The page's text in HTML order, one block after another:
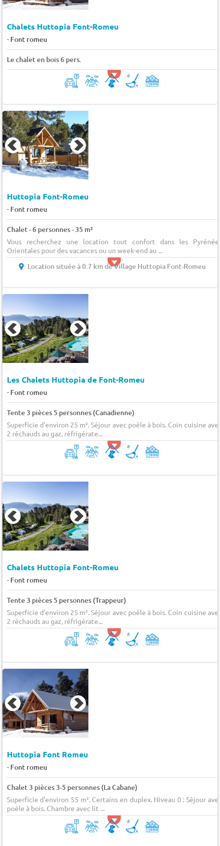
Chalets Huttopia Font-Romeu
- Font romeu
Le chalet en bois 6 pers.
Huttopia Font-Romeu
- Font romeu
Chalet - 6 personnes - 35 m²
Vous recherchez une location tout confort dans les
Orientales pour des vacances ou un week-end au ...
Location située à 0.7 km de Village Huttopia Font-Romeu
Les Chalets Huttopia de Font-Romeu
- Font romeu
Tente 3 pièces 5 personnes (Canadienne)
Superficie d'environ 25 m². Séjour avec poêle à bois. Coin cuisine
2 réchauds au gaz, réfrigérate...
Chalets Huttopia Font-Romeu
- Font romeu
Tente 3 pièces 5 personnes (Trappeur)
Superficie d'environ 25 m². Séjour avec poêle à bois. Coin cuisine
2 réchauds au gaz, réfrigérate...
Huttopia Font Romeu
- Font romeu
Chalet 3 pièces 3-5 personnes (La Cabane)
Superficie d'environ 55 m². Certains en duplex. Niveau 0 : Séjour
poêle à bois. Chambre avec lit ...